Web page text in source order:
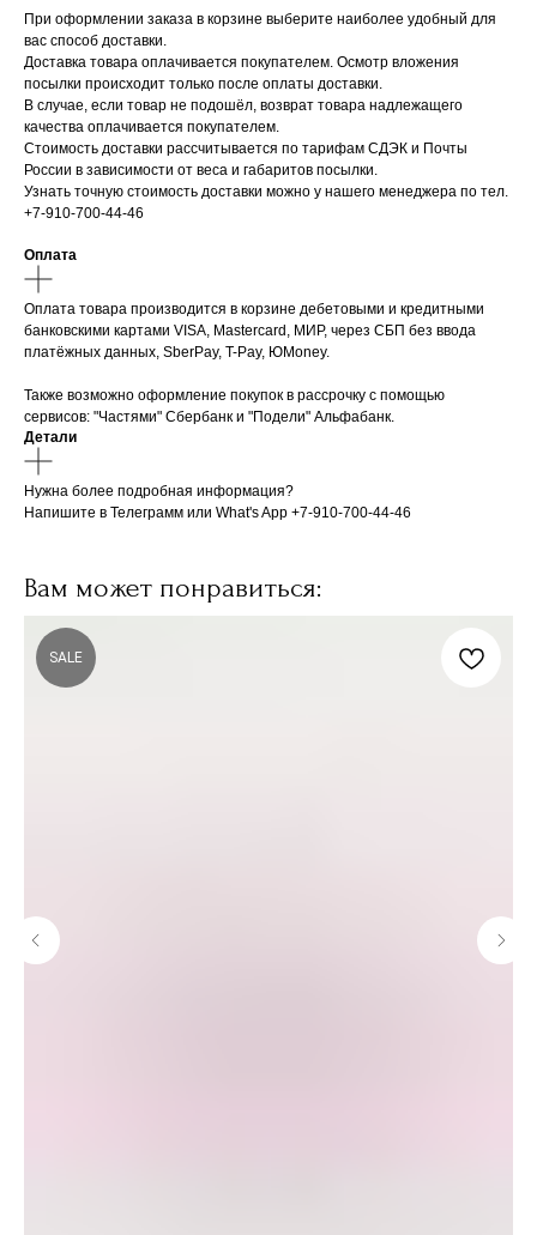
При оформлении заказа в корзине выберите наиболее удобный для
вас способ доставки.
Доставка товара оплачивается покупателем. Осмотр вложения
посылки происходит только после оплаты доставки.
В случае, если товар не подошёл, возврат товара надлежащего
качества оплачивается покупателем.
Стоимость доставки рассчитывается по тарифам СДЭК и Почты
России в зависимости от веса и габаритов посылки.
Узнать точную стоимость доставки можно у нашего менеджера по тел.
+7-910-700-44-46
Оплата
Оплата товара производится в корзине дебетовыми и кредитными
банковскими картами VISA, Mastercard, МИР, через СБП без ввода
платёжных данных, SberPay, T-Pay, ЮMoney.
Также возможно оформление покупок в рассрочку с помощью
сервисов: "Частями" Сбербанк и "Подели" Альфабанк.
Детали
Нужна более подробная информация?
Напишите в Телеграмм или What's App +7-910-700-44-46
Вам может понравиться:
SALE